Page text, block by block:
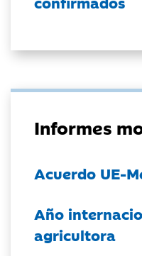
Informes
Acuerdo UE-
Año
agricultora